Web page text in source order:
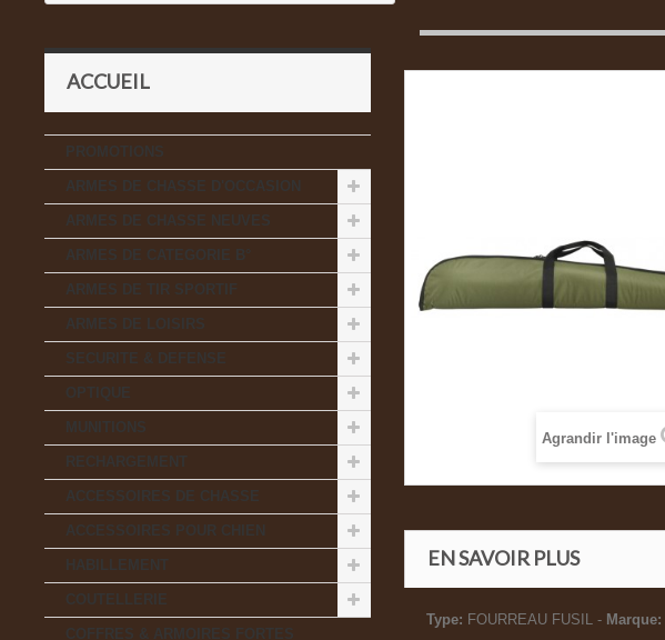
ACCUEIL
PROMOTIONS
ARMES DE CHASSE D'OCCASION
ARMES DE CHASSE NEUVES
ARMES DE CATEGORIE B°
ARMES DE TIR SPORTIF
ARMES DE LOISIRS
SECURITE & DEFENSE
MUNITIONS
RECHARGEMENT
ACCESSOIRES DE CHASSE
ACCESSOIRES POUR CHIEN
HABILLEMENT
COUTELLERIE
COFFRES & ARMOIRES FORTES
Agrandir l'image
EN SAVOIR PLUS
Type: FOURREAU FUSIL - Marque: